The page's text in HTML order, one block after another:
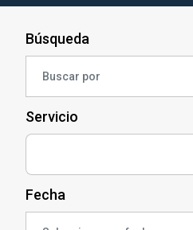
Búsqueda
Servicio
Fecha